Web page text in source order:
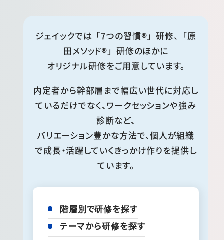
ジェイックでは「7つの習慣®」研修、「原
田メソッド®」研修のほかに
オリジナル研修をご用意しています。
内定者から幹部層まで幅広い世代に対応し
ているだけでなく、ワークセッションや強み
診断など、
バリエーション豊かな方法で、個人が組織
で成長・活躍していくきっかけ作りを提供し
ています。
階層別で研修を探す
テーマから研修を探す